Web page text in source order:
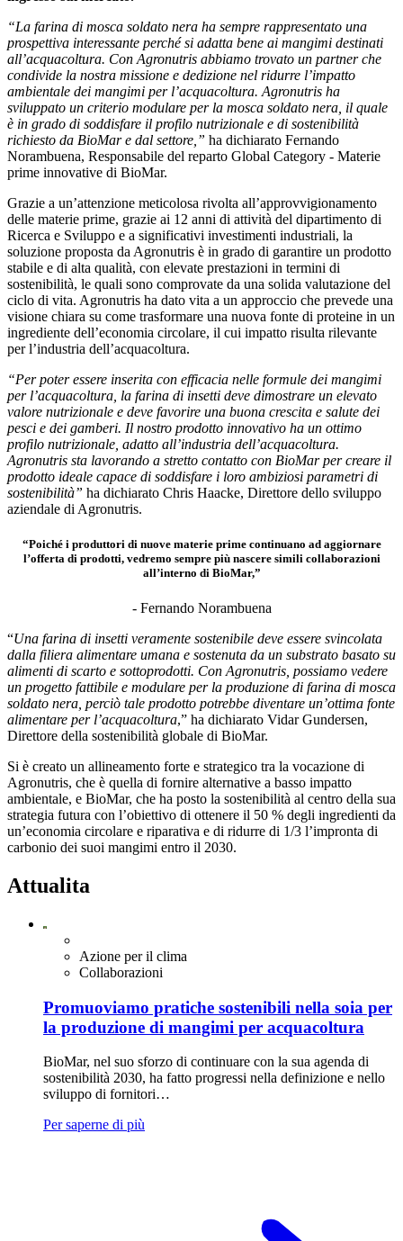
“La farina di mosca soldato nera ha sempre rappresentato una
prospettiva interessante perché si adatta bene ai mangimi destinati
all’acquacoltura. Con Agronutris abbiamo trovato un partner che
condivide la nostra missione e dedizione nel ridurre l’impatto
ambientale dei mangimi per l’acquacoltura. Agronutris ha
sviluppato un criterio modulare per la mosca soldato nera, il quale
è in grado di soddisfare il profilo nutrizionale e di sostenibilità
richiesto da BioMar e dal settore,” ha dichiarato Fernando
Norambuena, Responsabile del reparto Global Category - Materie
prime innovative di BioMar.
Grazie a un’attenzione meticolosa rivolta all’approvvigionamento
delle materie prime, grazie ai 12 anni di attività del dipartimento di
Ricerca e Sviluppo e a significativi investimenti industriali, la
soluzione proposta da Agronutris è in grado di garantire un prodotto
stabile e di alta qualità, con elevate prestazioni in termini di
sostenibilità, le quali sono comprovate da una solida valutazione del
ciclo di vita. Agronutris ha dato vita a un approccio che prevede una
visione chiara su come trasformare una nuova fonte di proteine in un
ingrediente dell’economia circolare, il cui impatto risulta rilevante
per l’industria dell’acquacoltura.
“Per poter essere inserita con efficacia nelle formule dei mangimi
per l’acquacoltura, la farina di insetti deve dimostrare un elevato
valore nutrizionale e deve favorire una buona crescita e salute dei
pesci e dei gamberi. Il nostro prodotto innovativo ha un ottimo
profilo nutrizionale, adatto all’industria dell’acquacoltura.
Agronutris sta lavorando a stretto contatto con BioMar per creare il
prodotto ideale capace di soddisfare i loro ambiziosi parametri di
sostenibilità” ha dichiarato Chris Haacke, Direttore dello sviluppo
aziendale di Agronutris.
“Poiché i produttori di nuove materie prime continuano ad aggiornare
l’offerta di prodotti, vedremo sempre più nascere simili collaborazioni
all’interno di BioMar,”
- Fernando Norambuena
“Una farina di insetti veramente sostenibile deve essere svincolata
dalla filiera alimentare umana e sostenuta da un substrato basato su
alimenti di scarto e sottoprodotti. Con Agronutris, possiamo vedere
un progetto fattibile e modulare per la produzione di farina di mosca
soldato nera, perciò tale prodotto potrebbe diventare un’ottima fonte
alimentare per l’acquacoltura,” ha dichiarato Vidar Gundersen,
Direttore della sostenibilità globale di BioMar.
Si è creato un allineamento forte e strategico tra la vocazione di
Agronutris, che è quella di fornire alternative a basso impatto
ambientale, e BioMar, che ha posto la sostenibilità al centro della sua
strategia futura con l’obiettivo di ottenere il 50 % degli ingredienti da
un’economia circolare e riparativa e di ridurre di 1/3 l’impronta di
carbonio dei suoi mangimi entro il 2030.
Attualita
Azione per il clima
Collaborazioni
Promuoviamo pratiche sostenibili nella soia per
la produzione di mangimi per acquacoltura
BioMar, nel suo sforzo di continuare con la sua agenda di
sostenibilità 2030, ha fatto progressi nella definizione e nello
sviluppo di fornitori…
Per saperne di più